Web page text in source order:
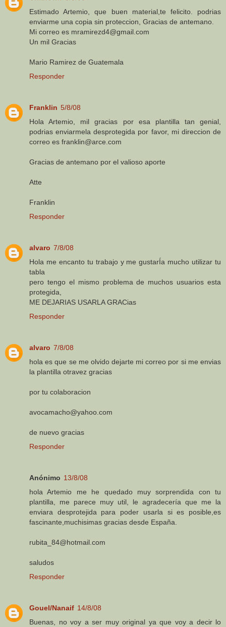
Estimado Artemio, que buen material,te felicito. podrias
enviarme una copia sin proteccion, Gracias de antemano.
Mi correo es mramirezd4@gmail.com
Un mil Gracias
Mario Ramirez de Guatemala
Responder
Franklin 5/8/08
Hola Artemio, mil gracias por esa plantilla tan genial,
podrias enviarmela desprotegida por favor, mi direccion de
correo es franklin@arce.com
Gracias de antemano por el valioso aporte
Atte
Franklin
Responder
alvaro 7/8/08
Hola me encanto tu trabajo y me gustarÍa mucho utilizar tu
tabla
pero tengo el mismo problema de muchos usuarios esta
protegida,
ME DEJARIAS USARLA GRACias
Responder
alvaro 7/8/08
hola es que se me olvido dejarte mi correo por si me envias
la plantilla otravez gracias
por tu colaboracion
avocamacho@yahoo.com
de nuevo gracias
Responder
Anónimo 13/8/08
hola Artemio me he quedado muy sorprendida con tu
plantilla, me parece muy util, le agradecería que me la
enviara desprotejida para poder usarla si es posible,es
fascinante,muchisimas gracias desde España.
rubita_84@hotmail.com
saludos
Responder
Gouel/Nanaif 14/8/08
Buenas, no voy a ser muy original ya que voy a decir lo